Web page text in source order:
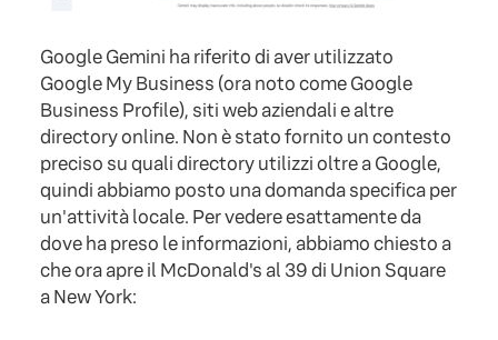
Google Gemini ha riferito di aver utilizzato
Google My Business (ora noto come Google
Business Profile), siti web aziendali e altre
directory online. Non è stato fornito un contesto
preciso su quali directory utilizzi oltre a Google,
quindi abbiamo posto una domanda specifica per
un'attività locale. Per vedere esattamente da
dove ha preso le informazioni, abbiamo chiesto a
che ora apre il McDonald's al 39 di Union Square
a New York: